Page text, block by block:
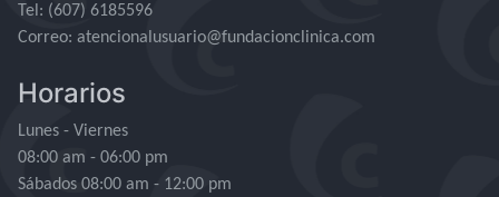
Tel : (607) 6185596
Correo: atencionalusuario@fundacionclinica.com
Horarios
Lunes - Viernes
08:00 am - 06:00 pm
Sábados 08:00 am - 12:00 pm